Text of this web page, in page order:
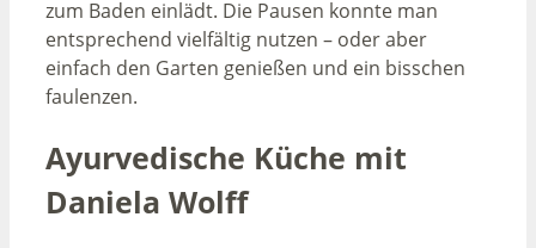
zum Baden einlädt. Die Pausen konnte man
entsprechend vielfältig nutzen – oder aber
einfach den Garten genießen und ein bisschen
faulenzen.
Ayurvedische Küche mit
Daniela Wolff